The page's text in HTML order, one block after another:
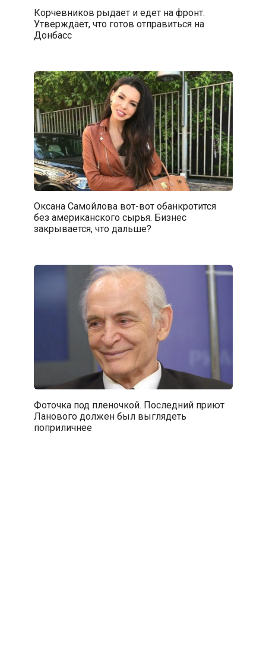
Корчевников рыдает и едет на фронт.
Утверждает, что готов отправиться на
Донбасс
Оксана Самойлова вот-вот обанкротится
без американского сырья. Бизнес
закрывается, что дальше?
Фоточка под пленочкой. Последний приют
Ланового должен был выглядеть
поприличнее